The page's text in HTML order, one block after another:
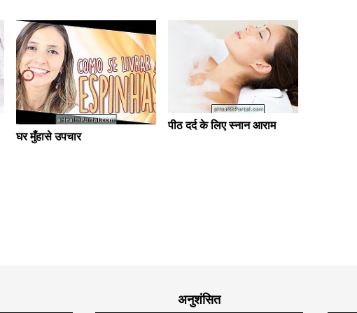
घर मुँहासे उपचार
पीठ दर्द के लिए स्नान आराम
अनुशंसित